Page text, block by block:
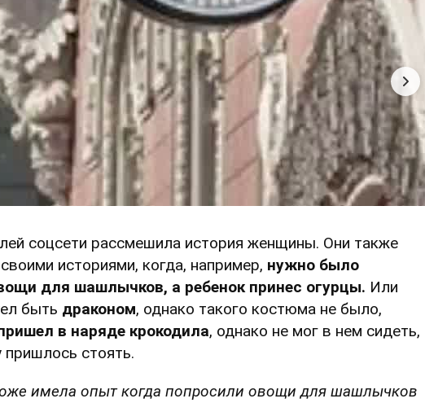
соцсети рассмешила история женщины. Они также
историями, когда, например, нужно было
для шашлычков, а ребенок принес огурцы. Или
быть драконом, однако такого костюма не было,
в наряде крокодила, однако не мог в нем сидеть,
пришлось стоять.
имела опыт когда попросили овощи для шашлычков